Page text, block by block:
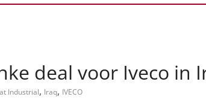
deal voor Iveco in
Industrial, Iraq, IVECO